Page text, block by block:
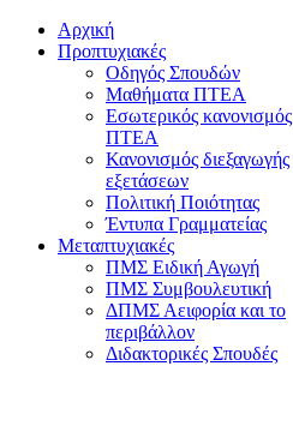
Αρχική
Προπτυχιακές
Οδηγός Σπουδών
Μαθήματα ΠΤΕΑ
Εσωτερικός κανονισμός
ΠΤΕΑ
Κανονισμός διεξαγωγής
εξετάσεων
Πολιτική Ποιότητας
Έντυπα Γραμματείας
Μεταπτυχιακές
ΠΜΣ Ειδική Αγωγή
ΠΜΣ Συμβουλευτική
ΔΠΜΣ Αειφορία και το
περιβάλλον
Διδακτορικές Σπουδές